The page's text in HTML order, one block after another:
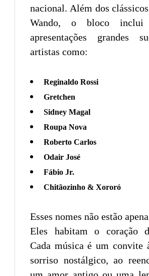
nacional. Além dos
Wando, o bloco inclui
apresentações grandes
artistas como:
Reginaldo Rossi
Gretchen
Sidney Magal
Roupa Nova
Roberto Carlos
Odair José
Fábio Jr.
Chitãozinho & Xororó
Esses nomes não estão
Eles habitam o coração
Cada música é um convite
sorriso nostálgico, ao